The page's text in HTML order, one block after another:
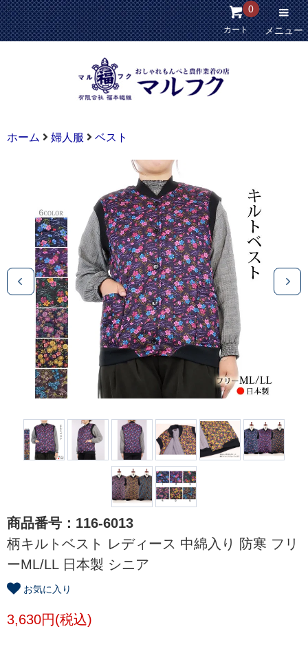
カート
0
メニュー
ホーム 婦人服 ベスト
商品番号：116-6013
柄キルトベスト レディース 中綿入り 防寒 フリ
ーML/LL 日本製 シニア
お気に入り
3,630円(税込)